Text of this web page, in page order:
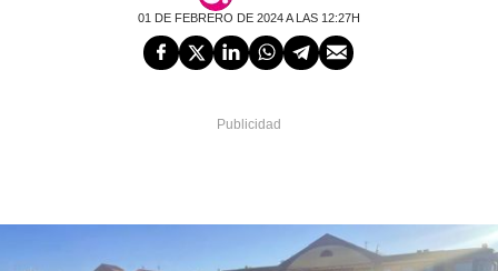
01 DE FEBRERO DE 2024 A LAS 12:27H